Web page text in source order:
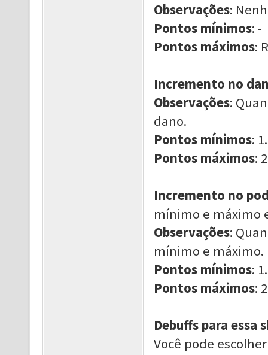
Observações:
Pontos mínimos: -
Pontos máximos:
Incremento no
Observações:
dano.
Pontos mínimos: 1.
Pontos máximos:
Incremento no
mínimo e máximo
Observações:
mínimo e máximo.
Pontos mínimos: 1.
Pontos máximos:
Debuffs para essa
Você pode escolher